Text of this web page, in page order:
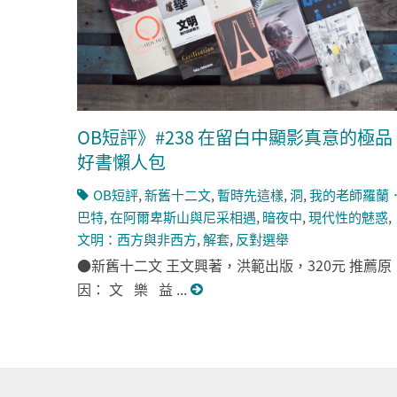
OB短評》#238 在留白中顯影真意的極品
好書懶人包
OB短評,新舊十二文,暫時先這樣,洞,我的老師羅蘭
巴特,在阿爾卑斯山與尼采相遇, 暗夜中,現代性的魅惑,
文明：西方與非西方,解套, 反對選舉
●新舊十二文 王文興著，洪範出版，320元 推薦原
因： 文 樂 益 ...